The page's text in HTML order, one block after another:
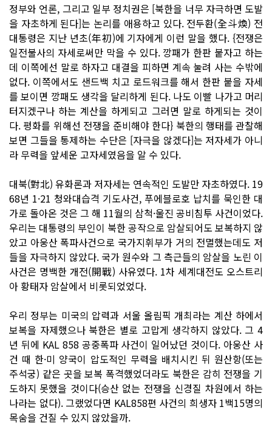
정부와 언론, 그리고 일부 정치권은 [북한을 너무 자극하면 도발
을 자초하게 된다]는 논리를 애용하고 있다. 전두환(全斗煥) 전
대통령은 지난 년초(年初)에 기자에게 이런 말을 했다. {전쟁은
일전불사의 자세로써만 막을 수 있다. 깡패가 한판 붙자고 하는
데 이쪽에선 말로 하자고 대결을 피하면 계속 눌려 사는 수밖에
없다. 이쪽에서도 샌드백 치고 로드워크를 해서 한판 붙을 자세
를 보이면 깡패도 생각을 달리하게 된다. 나도 이빨 나가고 머리
터지겠구나 하는 계산을 하게되고 그러면 말로 하게되는 것이
다. 평화를 위해선 전쟁을 준비해야 한다} 북한의 행태를 관찰해
보면 그들을 통제하는 수단은 [자극을 않겠다]는 저자세가 아니
라 무력을 앞세운 고자세였음을 알 수 있다.
대북(對北) 유화론과 저자세는 연속적인 도발만 자초하였다. 19
68년 1·21 청와대습격 기도사건, 푸에블로호 납치를 묵인한 대
가로 돌아온 것은 그 해 11월의 삼척·울진 공비침투 사건이었다.
우리는 대통령의 부인이 북한 공작으로 암살되어도 보복하지 않
았고 아웅산 폭파사건으로 국가지휘부가 거의 전멸했는데도 저
들을 자극하지 않았다. 국가 원수와 그 측근들의 암살을 노린 이
사건은 명백한 개전(開戰) 사유였다. 1차 세계대전도 오스트리
아 황태자 암살에서 비롯되었었다.
우리 정부는 미국의 압력과 서울 올림픽 개최라는 계산 하에서
보복을 자제했으나 북한은 별로 고맙게 생각하지 않았다. 그 4
년 뒤에 KAL 858 공중폭파 사건이 일어났던 것이다. 아웅산 사
건 때 한·미 양국이 압도적인 무력을 배치시킨 뒤 원산항(또는
주석궁) 같은 곳을 보복 폭격했었더라도 북한은 감히 전쟁을 기
도하지 못했을 것이다(승산 없는 전쟁을 신경질 차원에서 하는
나라는 없다). 그랬었다면 KAL858편 사건의 희생자 1백15명의
목숨을 건질 수 있지 않았을까.